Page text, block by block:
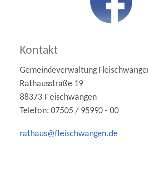
Kontakt
Gemeindeverwaltung
Rathausstraße 19
88373 Fleischwangen
Telefon: 07505 / 95990 - 00
r th s fl schw ng n d